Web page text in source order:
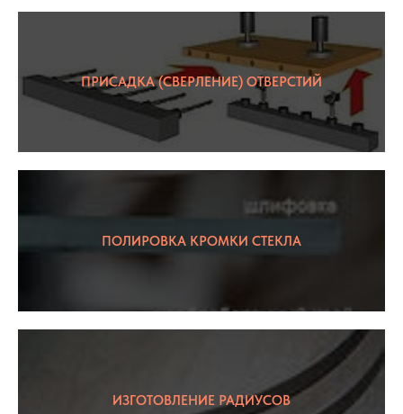
ПРИСАДКА (СВЕРЛЕНИЕ) ОТВЕРСТИЙ
ПОЛИРОВКА КРОМКИ СТЕКЛА
ИЗГОТОВЛЕНИЕ РАДИУСОВ